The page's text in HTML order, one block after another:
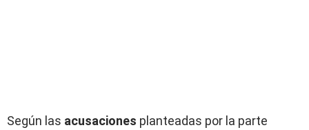
Según las acusaciones planteadas por la parte